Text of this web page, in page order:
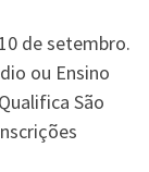
de setembro.
ou Ensino
São